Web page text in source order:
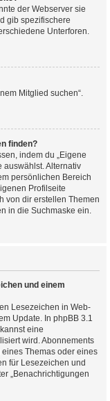
der Webserver sie
gib spezifischere
Unterforen.
Mitglied suchen“.
finden?
indem du „Eigene
auswählst. Alternativ
persönlichen Bereich
Profilseite
von dir erstellen Themen
in die Suchmaske ein.
und einem
Lesezeichen in Web-
Update. In phpBB 3.1
eine
wird. Abonnements
Themas oder eines
für Lesezeichen und
„Benachrichtigungen